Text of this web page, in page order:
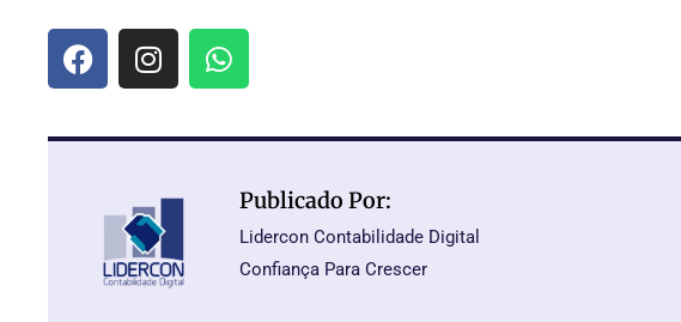
Publicado Por:
Lidercon Contabilidade Digital
Confiança Para Crescer